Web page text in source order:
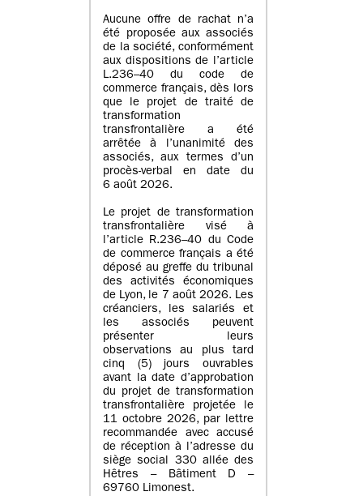
Aucune offre de rachat n’a
été proposée aux associés
de la société, conformément
aux dispositions de l’article
L.236–40 du code de
commerce français, dès lors
que le projet de traité de
transformation
transfrontalière a été
arrêtée à l’unanimité des
associés, aux termes d’un
procès-verbal en date du
6 août 2026.
Le projet de transformation
transfrontalière visé à
l’article R.236–40 du Code
de commerce français a été
déposé au greffe du tribunal
des activités économiques
de Lyon, le 7 août 2026. Les
créanciers, les salariés et
les associés peuvent
présenter leurs
observations au plus tard
cinq (5) jours ouvrables
avant la date d’approbation
du projet de transformation
transfrontalière projetée le
11 octobre 2026, par lettre
recommandée avec accusé
de réception à l’adresse du
siège social 330 allée des
Hêtres – Bâtiment D –
69760 Limonest.